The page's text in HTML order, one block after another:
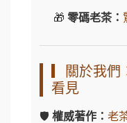
🎁 零碼老茶：
▎關於我們
看見
🛡️ 權威著作： 老